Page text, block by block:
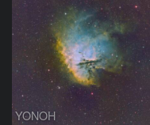
YONOH